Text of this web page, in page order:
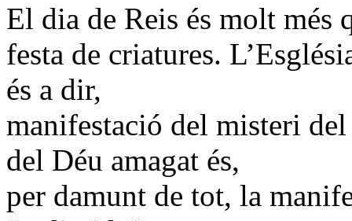
El dia de Reis és molt més
festa de criatures.
és a dir,
manifestació del misteri
del Déu amagat és,
per damunt de tot, la